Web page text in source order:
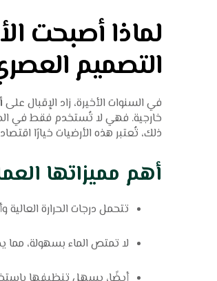
لماذا أصبحت
التصميم
في السنوات الأخيرة، زاد الإقبال على
خارجية. فهي لا تُستخدم فقط في
ذلك، تُعتبر هذه الأرضيات خيارًا
أهم مميزاتها
تتحمل درجات الحرارة
لا تمتص الماء بسهولة، مما